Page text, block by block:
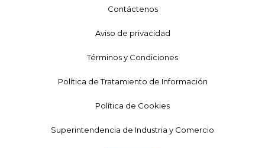
Contáctenos
Aviso de privacidad
Términos y Condiciones
Política de Tratamiento de Información
Política de Cookies
Superintendencia de Industria y Comercio